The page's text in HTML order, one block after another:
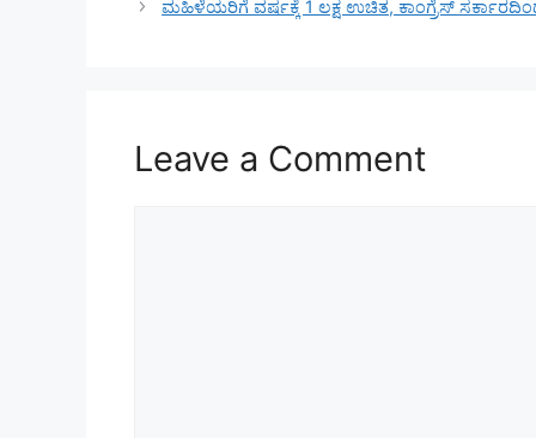
ಮಹಿಳೆಯರಿಗೆ ವರ್ಷಕ್ಕೆ 1 ಲಕ್ಷ ಉಚಿತ, ಕಾಂಗ್ರೆಸ್
Leave a Comment